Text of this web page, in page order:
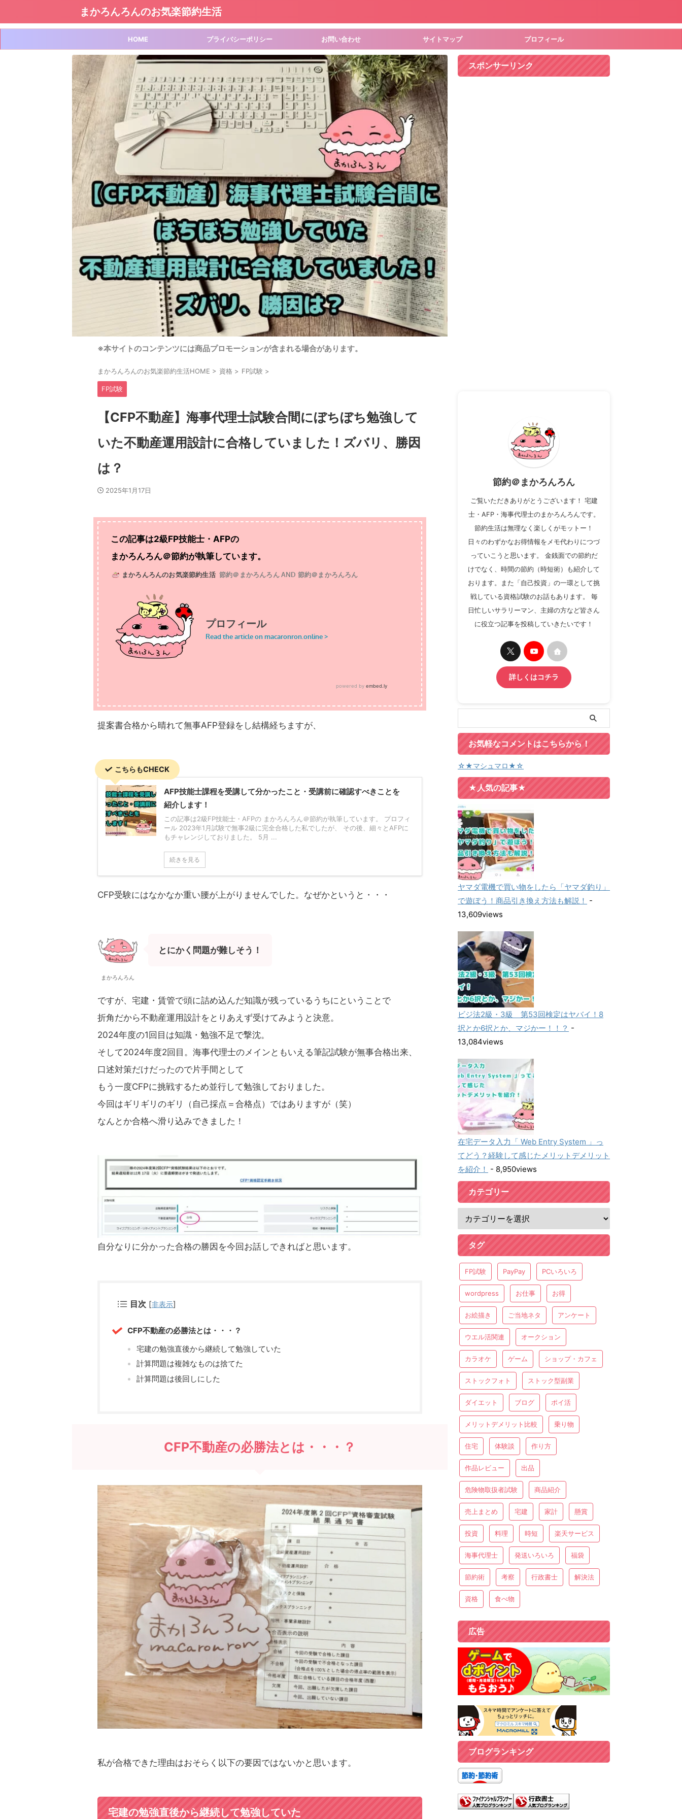
まかろんろんのお気楽節約生活
HOME プライバシーポリシー お問い合わせ サイトマップ プロフィール
※本サイトのコンテンツには商品プロモーションが含まれる場合があります。
まかろんろんのお気楽節約生活HOME > 資格 > FP試験 >
FP試験
【CFP不動産】海事代理士試験合間にぼちぼち勉強して
いた不動産運用設計に合格していました！ズバリ、勝因
は？
2025年1月17日
この記事は2級FP技能士・AFPの
まかろんろん＠節約が執筆しています。
提案書合格から晴れて無事AFP登録をし結構経ちますが、
こちらもCHECK
AFP技能士課程を受講して分かったこと・受講前に確認すべきことを
紹介します！
この記事は2級FP技能士・AFPの まかろんろん＠節約が執筆しています。 プロフィ
ール 2023年1月試験で無事2級に完全合格した私でしたが、 その後、細々とAFPに
もチャレンジしておりました。 5月 ...
続きを見る
CFP受験にはなかなか重い腰が上がりませんでした。なぜかというと・・・
まかろんろん
とにかく問題が難しそう！
ですが、宅建・賃管で頭に詰め込んだ知識が残っているうちにということで
折角だから不動産運用設計をとりあえず受けてみようと決意。
2024年度の1回目は知識・勉強不足で撃沈。
そして2024年度2回目。海事代理士のメインともいえる筆記試験が無事合格出来、
口述対策だけだったので片手間として
もう一度CFPに挑戦するため並行して勉強しておりました。
今回はギリギリのギリ（自己採点＝合格点）ではありますが（笑）
なんとか合格へ滑り込みできました！
自分なりに分かった合格の勝因を今回お話しできればと思います。
目次 [非表示]
CFP不動産の必勝法とは・・・？
宅建の勉強直後から継続して勉強していた
計算問題は複雑なものは捨てた
計算問題は後回しにした
CFP不動産の必勝法とは・・・？
私が合格できた理由はおそらく以下の要因ではないかと思います。
宅建の勉強直後から継続して勉強していた
スポンサーリンク
節約＠まかろんろん
ご覧いただきありがとうございます！ 宅建
士・AFP・海事代理士のまかろんろんです。
節約生活は無理なく楽しくがモットー！
日々のわずかなお得情報をメモ代わりにつづ
っていこうと思います。 金銭面での節約だ
けでなく、時間の節約（時短術）も紹介して
おります。また「自己投資」の一環として挑
戦している資格試験のお話もあります。 毎
日忙しいサラリーマン、主婦の方など皆さん
に役立つ記事を投稿していきたいです！
詳しくはコチラ
お気軽なコメントはこちらから！
☆★マシュマロ★☆
★人気の記事★
ヤマダ電機で買い物をしたら「ヤマダ釣り」
で遊ぼう！商品引き換え方法も解説！ -
13,609views
ビジ法2級・3級 第53回検定はヤバイ！8
択とか6択とか、マジかー！！？ -
13,084views
在宅データ入力「 Web Entry System 」っ
てどう？経験して感じたメリットデメリット
を紹介！ - 8,950views
カテゴリー
タグ
FP試験 PayPay PCいろいろ
wordpress お仕事 お得
お絵描き ご当地ネタ アンケート
ウエル活関連 オークション
カラオケ ゲーム ショップ・カフェ
ストックフォト ストック型副業
ダイエット ブログ ポイ活
メリットデメリット比較 乗り物
住宅 体験談 作り方
作品レビュー 出品
危険物取扱者試験 商品紹介
売上まとめ 宅建 家計 懸賞
投資 料理 時短 楽天サービス
海事代理士 発送いろいろ 福袋
節約術 考察 行政書士 解決法
資格 食べ物
広告
ブログランキング